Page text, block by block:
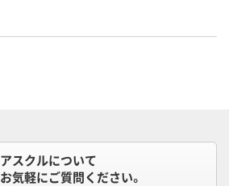
アスクルについて
お気軽にご質問ください。